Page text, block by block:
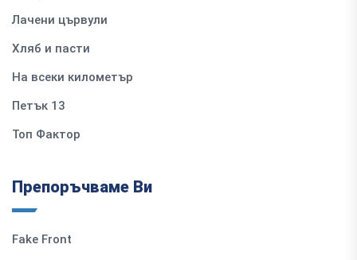
Лачени цървули
Хляб и пасти
На всеки километър
Петък 13
Топ Фактор
Препоръчваме Ви
Fake Front